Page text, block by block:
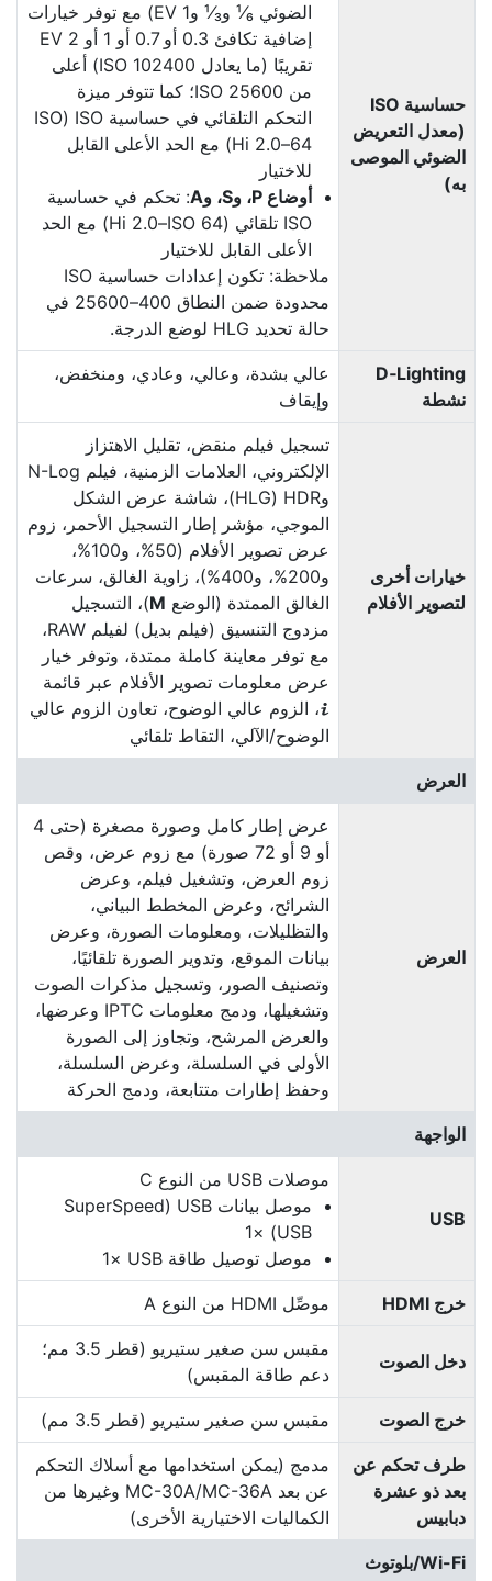
حساسية ISO
(معدل التعريض
الضوئي الموصى
به)
الضوئي ¹⁄₆ و¹⁄₃ و1 EV) مع توفر خيارات
إضافية تكافئ 0.3 أو 0.7 أو 1 أو 2 EV
تقريبًا (ما يعادل ISO 102400) أعلى
من ISO 25600؛ كما تتوفر ميزة
التحكم التلقائي في حساسية ISO ‏(ISO
64‏–Hi 2.0) مع الحد الأعلى القابل
للاختيار
أوضاع P، وS، وA
: تحكم في حساسية
ISO تلقائي (ISO 64‏–Hi 2.0) مع الحد
الأعلى القابل للاختيار
ملاحظة: تكون إعدادات حساسية ISO
محدودة ضمن النطاق 400–25600 في
حالة تحديد HLG لوضع الدرجة.
D‑Lighting
نشطة
عالي بشدة، وعالي، وعادي، ومنخفض،
وإيقاف
خيارات أخرى
لتصوير الأفلام
تسجيل فيلم منقض، تقليل الاهتزاز
الإلكتروني، العلامات الزمنية، فيلم N-Log
وHDR‏ (HLG)، شاشة عرض الشكل
الموجي، مؤشر إطار التسجيل الأحمر، زوم
عرض تصوير الأفلام (50%، و100%،
و200%، و400%)، زاوية الغالق، سرعات
الغالق الممتدة (الوضع M)، التسجيل
مزدوج التنسيق (فيلم بديل) لفيلم RAW،
مع توفر معاينة كاملة ممتدة، وتوفر خيار
عرض معلومات تصوير الأفلام عبر قائمة
i، الزوم عالي الوضوح، تعاون الزوم عالي
الوضوح/الآلي، التقاط تلقائي
العرض
العرض
عرض إطار كامل وصورة مصغرة (حتى 4
أو 9 أو 72 صورة) مع زوم عرض، وقص
زوم العرض، وتشغيل فيلم، وعرض
الشرائح، وعرض المخطط البياني،
والتظليلات، ومعلومات الصورة، وعرض
بيانات الموقع، وتدوير الصورة تلقائيًا،
وتصنيف الصور، وتسجيل مذكرات الصوت
وتشغيلها، ودمج معلومات IPTC وعرضها،
والعرض المرشح، وتجاوز إلى الصورة
الأولى في السلسلة، وعرض السلسلة،
وحفظ إطارات متتابعة، ودمج الحركة
الواجهة
USB
موصلات USB من النوع C
موصل بيانات USB ‏(SuperSpeed
USB) ‏×1
موصل توصيل طاقة USB ‏×1
خرج HDMI موصِّل HDMI من النوع A
دخل الصوت
مقبس سن صغير ستيريو (قطر 3.5 مم؛
دعم طاقة المقبس)
خرج الصوت مقبس سن صغير ستيريو (قطر 3.5 مم)
طرف تحكم عن
بعد ذو عشرة
دبابيس
مدمج (يمكن استخدامها مع أسلاك التحكم
عن بعد MC-30A/MC-36A وغيرها من
الكماليات الاختيارية الأخرى)
Wi-Fi/بلوتوث